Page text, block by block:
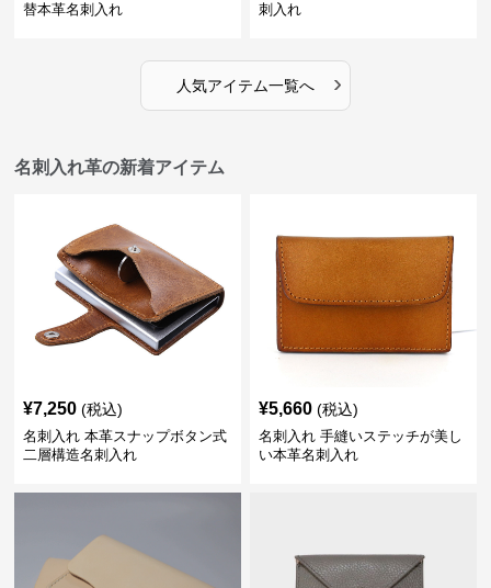
替本革名刺入れ
刺入れ
人気アイテム一覧へ ›
名刺入れ革の新着アイテム
¥7,250 (税込)
名刺入れ 本革スナップボタン式
二層構造名刺入れ
¥5,660 (税込)
名刺入れ 手縫いステッチが美し
い本革名刺入れ